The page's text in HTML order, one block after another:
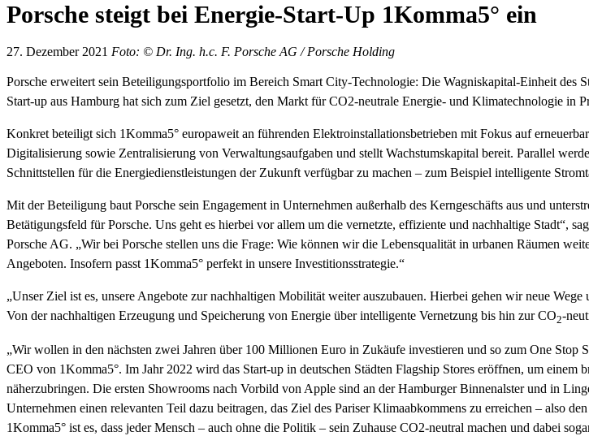
Porsche steigt bei Energie-Start-Up 1Komma5° ein
27. Dezember 2021 Foto: © Dr. Ing. h.c. F. Porsche AG / Porsche Holding
Porsche erweitert sein Beteiligungsportfolio im Bereich Smart City-Technologie: Die Wagniskapital-Einheit des
Start-up aus Hamburg hat sich zum Ziel gesetzt, den Markt für CO2-neutrale Energie- und Klimatechnologie in
Konkret beteiligt sich 1Komma5° europaweit an führenden Elektroinstallationsbetrieben mit Fokus auf
Digitalisierung sowie Zentralisierung von Verwaltungsaufgaben und stellt Wachstumskapital bereit. Parallel
Schnittstellen für die Energiedienstleistungen der Zukunft verfügbar zu machen – zum Beispiel intelligente
Mit der Beteiligung baut Porsche sein Engagement in Unternehmen außerhalb des Kerngeschäfts aus und
Betätigungsfeld für Porsche. Uns geht es hierbei vor allem um die vernetzte, effiziente und nachhaltige Stadt“,
Porsche AG. „Wir bei Porsche stellen uns die Frage: Wie können wir die Lebensqualität in urbanen Räumen
Angeboten. Insofern passt 1Komma5° perfekt in unsere Investitionsstrategie.“
„Unser Ziel ist es, unsere Angebote zur nachhaltigen Mobilität weiter auszubauen. Hierbei gehen wir neue
Von der nachhaltigen Erzeugung und Speicherung von Energie über intelligente Vernetzung bis hin zur CO2-
„Wir wollen in den nächsten zwei Jahren über 100 Millionen Euro in Zukäufe investieren und so zum One
CEO von 1Komma5°. Im Jahr 2022 wird das Start-up in deutschen Städten Flagship Stores eröffnen, um
näherzubringen. Die ersten Showrooms nach Vorbild von Apple sind an der Hamburger Binnenalster und in
Unternehmen einen relevanten Teil dazu beitragen, das Ziel des Pariser Klimaabkommens zu erreichen – also
1Komma5° ist es, dass jeder Mensch – auch ohne die Politik – sein Zuhause CO2-neutral machen und dabei